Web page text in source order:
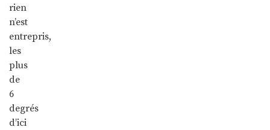
rien
n’est
entrepris,
les
plus
de
6
degrés
d’ici